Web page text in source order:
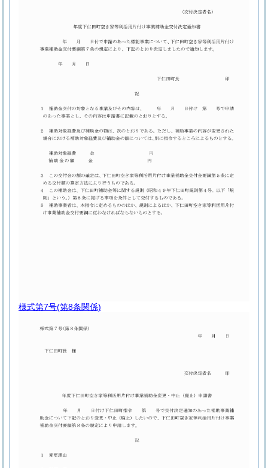
様式第7号(第8条関係)